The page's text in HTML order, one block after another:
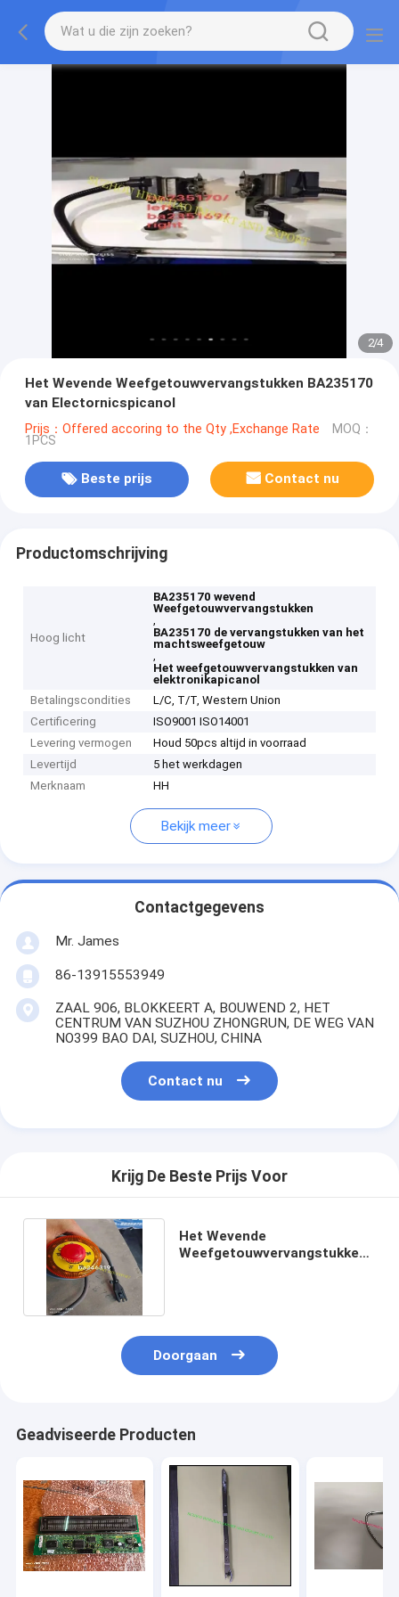
2/4
Het Wevende Weefgetouwvervangstukken BA235170
van Electornicspicanol
Prijs：Offered accoring to the Qty ,Exchange Rate MOQ：
1PCS
Beste prijs Contact nu
Productomschrijving
Hoog licht
BA235170 wevend
Weefgetouwvervangstukken
,
BA235170 de vervangstukken van het
machtsweefgetouw
,
Het weefgetouwvervangstukken van
elektronikapicanol
Betalingscondities
L/C, T/T, Western Union
Certificering
ISO9001 ISO14001
Levering vermogen
Houd 50pcs altijd in voorraad
Levertijd
5 het werkdagen
Merknaam
HH
Bekijk meer
Contactgegevens
Mr. James
86-13915553949
ZAAL 906, BLOKKEERT A, BOUWEND 2, HET
CENTRUM VAN SUZHOU ZHONGRUN, DE WEG VAN
NO399 BAO DAI, SUZHOU, CHINA
Contact nu
Krijg De Beste Prijs Voor
Het Wevende
Weefgetouwvervangstukken
Doorgaan
Geadviseerde Producten